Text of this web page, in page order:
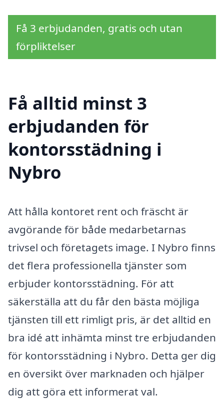
Få 3 erbjudanden, gratis och utan
förpliktelser
Få alltid minst 3
erbjudanden för
kontorsstädning i
Nybro
Att hålla kontoret rent och fräscht är
avgörande för både medarbetarnas
trivsel och företagets image. I Nybro finns
det flera professionella tjänster som
erbjuder kontorsstädning. För att
säkerställa att du får den bästa möjliga
tjänsten till ett rimligt pris, är det alltid en
bra idé att inhämta minst tre erbjudanden
för kontorsstädning i Nybro. Detta ger dig
en översikt över marknaden och hjälper
dig att göra ett informerat val.